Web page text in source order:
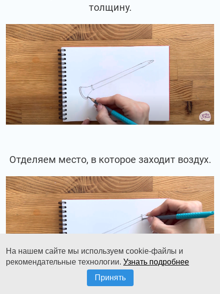
толщину.
Отделяем место, в которое заходит воздух.
На нашем сайте мы используем cookie-файлы и
рекомендательные технологии. Узнать подробнее
Принять